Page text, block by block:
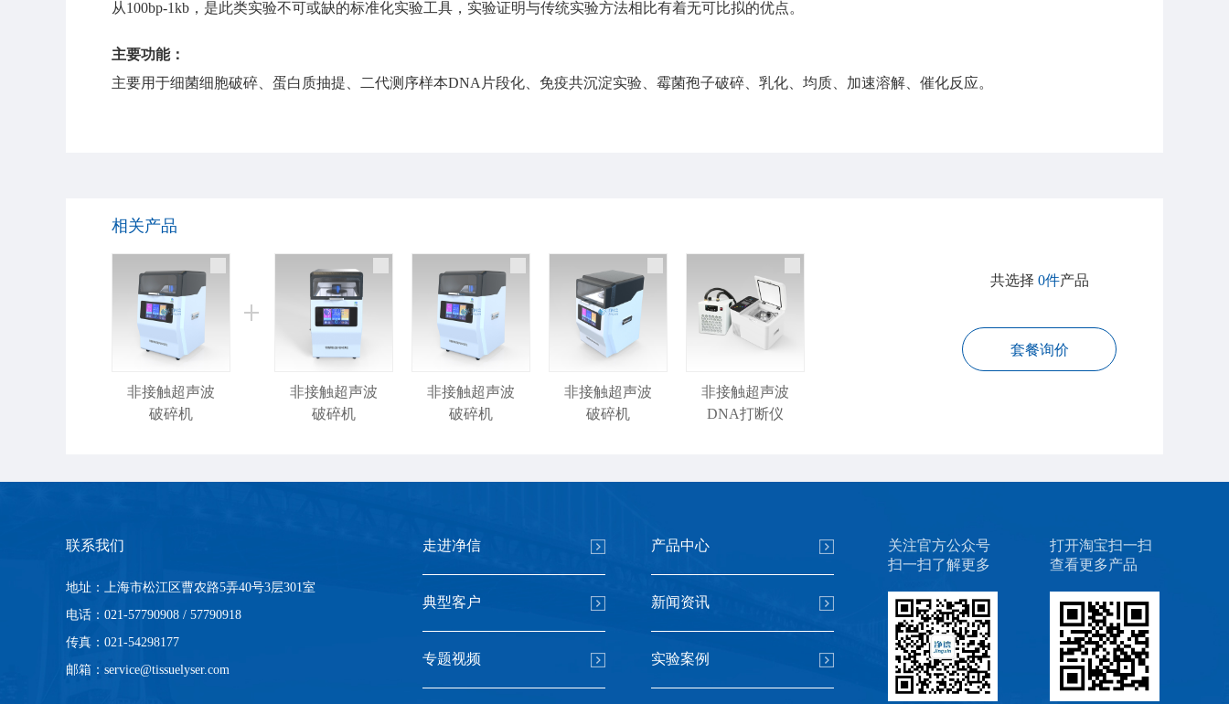
从100bp-1kb，是此类实验不可或缺的标准化实验工具，实验证明与传统实验方法相比有着无可比拟的优点。
主要功能：
主要用于细菌细胞破碎、蛋白质抽提、二代测序样本DNA片段化、免疫共沉淀实验、霉菌孢子破碎、乳化、均质、加速溶解、催化反应。
相关产品
非接触超声波
破碎机
非接触超声波
破碎机
非接触超声波
破碎机
非接触超声波
破碎机
非接触超声波
DNA打断仪
非接触超声波
双通道非接触
断仪
双通道非接触
聚能式DNA打
断仪
非接触超声波
共选择 0件产品
套餐询价
联系我们
地址：上海市松江区曹农路5弄40号3层301室
电话：021-57790908 / 57790918
传真：021-54298177
邮箱：service@tissuelyser.com
走进净信 产品中心
典型客户 新闻资讯
专题视频 实验案例
关注官方公众号
扫一扫了解更多
打开淘宝扫一扫
查看更多产品